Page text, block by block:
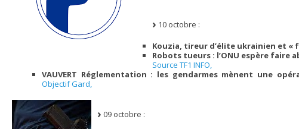
10 octobre :
Kouzia, tireur d’élite ukrainien et «
Robots tueurs : l’ONU espère faire
Source TF1 INFO,
VAUVERT Réglementation : les gendarmes mènent une
Objectif Gard,
09 octobre :